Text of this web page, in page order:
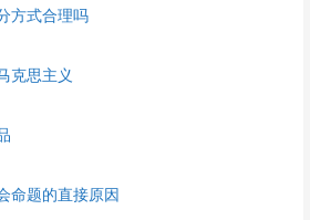
方式合理吗
克思主义
命题的直接原因